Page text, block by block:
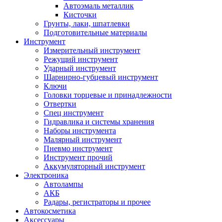
Автоэмаль металлик
Кисточки
Грунты, лаки, шпатлевки
Подготовительные материалы
Инструмент
Измерительный инструмент
Режущий инструмент
Ударный инструмент
Шарнирно-губцевый инструмент
Ключи
Головки торцевые и принадлежности
Отвертки
Спец инструмент
Гидравлика и системы хранения
Наборы инструмента
Малярный инструмент
Пневмо инструмент
Инструмент прочий
Аккумуляторный инструмент
Электроника
Автолампы
АКБ
Радары, регистраторы и прочее
Автокосметика
Аксессуары